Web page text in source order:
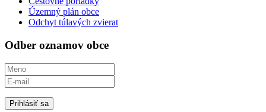
Územný plán obce
Odchyt túlavých zvierat
Odber oznamov obce
Prihlásiť sa